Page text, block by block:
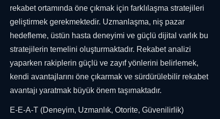
rekabet ortamında öne çıkmak için farklılaşma stratejileri
geliştirmek gerekmektedir. Uzmanlaşma, niş pazar
hedefleme, üstün hasta deneyimi ve güçlü dijital varlık bu
stratejilerin temelini oluşturmaktadır. Rekabet analizi
yaparken rakiplerin güçlü ve zayıf yönlerini belirlemek,
kendi avantajlarını öne çıkarmak ve sürdürülebilir rekabet
avantajı yaratmak büyük önem taşımaktadır.
E-E-A-T (Deneyim, Uzmanlık, Otorite, Güvenilirlik)